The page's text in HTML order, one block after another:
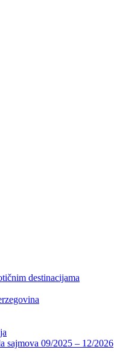
destinacijama
sajmova 09/2025 – 12/2026